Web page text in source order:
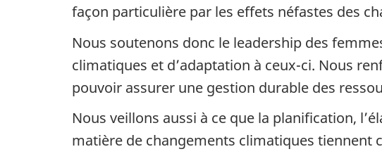
façon particulière par les effets néfastes des
Nous soutenons donc le leadership des
climatiques et d’adaptation à ceux-ci. Nous
pouvoir assurer une gestion durable des
Nous veillons aussi à ce que la planification,
matière de changements climatiques tiennent